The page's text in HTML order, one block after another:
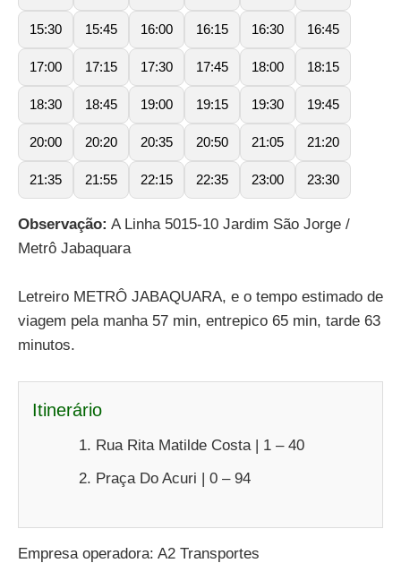
15:30 15:45 16:00 16:15 16:30 16:45
17:00 17:15 17:30 17:45 18:00 18:15
18:30 18:45 19:00 19:15 19:30 19:45
20:00 20:20 20:35 20:50 21:05 21:20
21:35 21:55 22:15 22:35 23:00 23:30
Observação: A Linha 5015-10 Jardim São Jorge /
Metrô Jabaquara
Letreiro METRÔ JABAQUARA, e o tempo estimado de
viagem pela manha 57 min, entrepico 65 min, tarde 63
minutos.
Itinerário
Rua Rita Matilde Costa | 1 – 40
Praça Do Acuri | 0 – 94
Empresa operadora: A2 Transportes